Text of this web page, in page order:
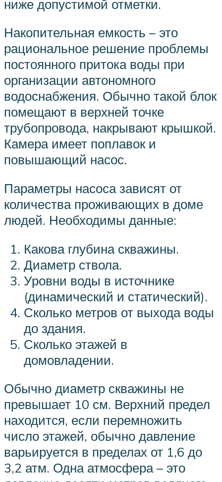
ниже допустимой отметки.
Накопительная емкость – это
рациональное решение проблемы
постоянного притока воды при
организации автономного
водоснабжения. Обычно такой блок
помещают в верхней точке
трубопровода, накрывают крышкой.
Камера имеет поплавок и
повышающий насос.
Параметры насоса зависят от
количества проживающих в доме
людей. Необходимы данные:
Какова глубина скважины.
Диаметр ствола.
Уровни воды в источнике
(динамический и статический).
Сколько метров от выхода воды
до здания.
Сколько этажей в
домовладении.
Обычно диаметр скважины не
превышает 10 см. Верхний предел
находится, если перемножить
число этажей, обычно давление
варьируется в пределах от 1,6 до
3,2 атм. Одна атмосфера – это